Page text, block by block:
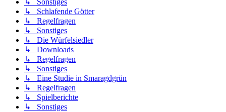
↳ Sonstiges
↳ Schlafende Götter
↳ Regelfragen
↳ Sonstiges
↳ Die Würfelsiedler
↳ Downloads
↳ Regelfragen
↳ Sonstiges
↳ Eine Studie in Smaragdgrün
↳ Regelfragen
↳ Spielberichte
↳ Sonstiges